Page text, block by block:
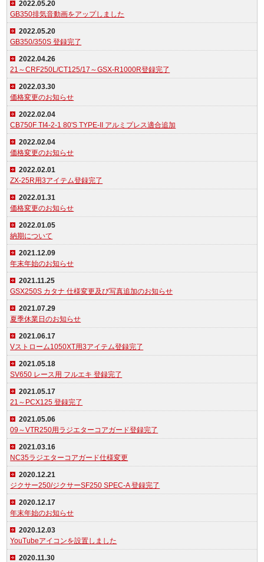
2022.05.20
GB350排気音動画をアップしました
2022.05.20
GB350/350S 登録完了
2022.04.26
21～CRF250L/CT125/17～GSX-R1000R登録完了
2022.03.30
価格変更のお知らせ
2022.02.04
CB750F TI4-2-1 80'S TYPE-II アルミプレス適合追加
2022.02.04
価格変更のお知らせ
2022.02.01
ZX-25R用3アイテム登録完了
2022.01.31
価格変更のお知らせ
2022.01.05
納期について
2021.12.09
年末年始のお知らせ
2021.11.25
GSX250S カタナ 仕様変更及び写真追加のお知らせ
2021.07.29
夏季休業日のお知らせ
2021.06.17
Vストローム1050XT用3アイテム登録完了
2021.05.18
SV650 レース用 フルエキ 登録完了
2021.05.17
21～PCX125 登録完了
2021.05.06
09～VTR250用ラジエターコアガード登録完了
2021.03.16
NC35ラジエターコアガード仕様変更
2020.12.21
ジクサー250/ジクサーSF250 SPEC-A 登録完了
2020.12.17
年末年始のお知らせ
2020.12.03
YouTubeアイコンを設置しました
2020.11.30